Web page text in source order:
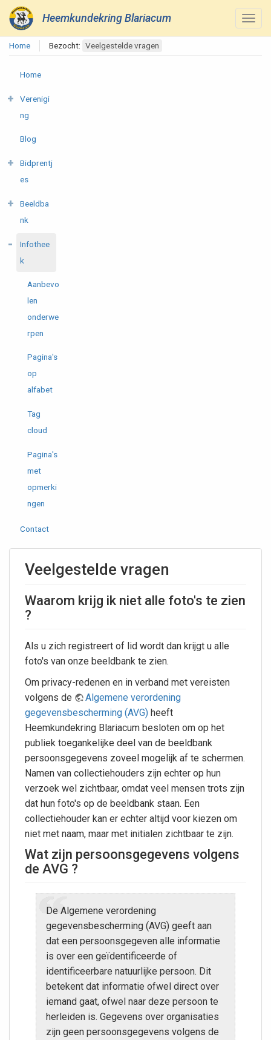
Heemkundekring Blariacum
Home Bezocht: Veelgestelde vragen
Home
Verenigi
ng
Blog
Bidprentj
es
Beeldba
nk
Infothee
k
Aanbevo
len
onderwe
rpen
Pagina's
op
alfabet
Tag
cloud
Pagina's
met
opmerki
ngen
Contact
Veelgestelde vragen
Waarom krijg ik niet alle foto's te zien
?
Als u zich registreert of lid wordt dan krijgt u alle
foto's van onze beeldbank te zien.
Om privacy-redenen en in verband met vereisten
volgens de
Algemene verordening
gegevensbescherming (AVG) heeft
Heemkundekring Blariacum besloten om op het
publiek toegankelijke deel van de beeldbank
persoonsgegevens zoveel mogelijk af te schermen.
Namen van collectiehouders zijn echter op hun
verzoek wel zichtbaar, omdat veel mensen trots zijn
dat hun foto's op de beeldbank staan. Een
collectiehouder kan er echter altijd voor kiezen om
niet met naam, maar met initialen zichtbaar te zijn.
Wat zijn persoonsgegevens volgens
de AVG ?
De Algemene verordening
gegevensbescherming (AVG) geeft aan
dat een persoonsgegeven alle informatie
is over een geïdentificeerde of
identificeerbare natuurlijke persoon. Dit
betekent dat informatie ofwel direct over
iemand gaat, ofwel naar deze persoon te
herleiden is. Gegevens over organisaties
zijn geen persoonsgegevens volgens de